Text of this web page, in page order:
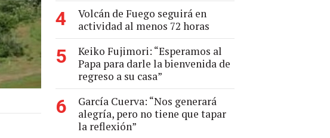
4
Volcán de Fuego seguirá en
actividad al menos 72 horas
5
Keiko Fujimori: “Esperamos al
Papa para darle la bienvenida de
regreso a su casa”
6
García Cuerva: “Nos generará
alegría, pero no tiene que tapar
la reflexión”